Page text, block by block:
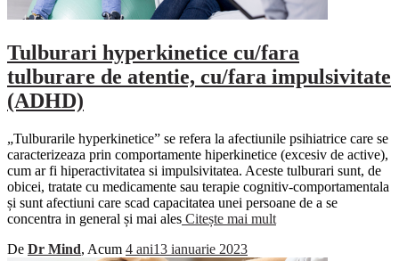
Tulburari hyperkinetice cu/fara
tulburare de atentie, cu/fara impulsivitate
(ADHD)
„Tulburarile hyperkinetice” se refera la afectiunile psihiatrice care se
caracterizeaza prin comportamente hiperkinetice (excesiv de active),
cum ar fi hiperactivitatea si impulsivitatea. Aceste tulburari sunt, de
obicei, tratate cu medicamente sau terapie cognitiv-comportamentala
și sunt afectiuni care scad capacitatea unei persoane de a se
concentra in general și mai ales Citește mai mult
De Dr Mind, Acum 4 ani13 ianuarie 2023